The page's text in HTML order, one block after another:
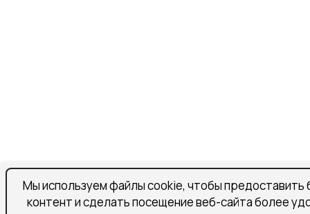
Мы используем файлы cookie, чтобы предоставить
контент и сделать посещение веб-сайта более